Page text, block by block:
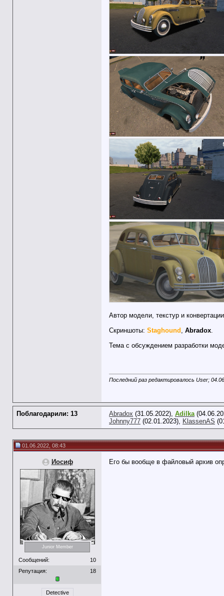
Автор модели, текстур и
Скриншоты: Staghound , Abradox.
Тема с обсуждением разработки
Последний раз редактировалось User;
Поблагодарили: 13 Abradox (31.05.2022), Adilka
Johnny777 (02.01.2023), KlassenAS
01.06.2022, 08:43
Иосиф
Junior Member
Сообщений:
10
Репутация:
18
Detective
Его бы вообще в файловый архив